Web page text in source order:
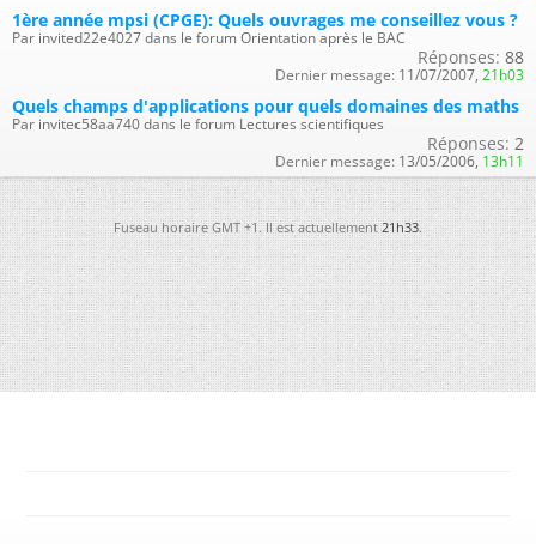
1ère année mpsi (CPGE): Quels ouvrages me conseillez vous ?
Par invited22e4027 dans le forum Orientation après le BAC
Réponses: 88
Dernier message: 11/07/2007, 21h03
Quels champs d'applications pour quels domaines des maths
Par invitec58aa740 dans le forum Lectures scientifiques
Réponses: 2
Dernier message: 13/05/2006, 13h11
Fuseau horaire GMT +1. Il est actuellement21h33.